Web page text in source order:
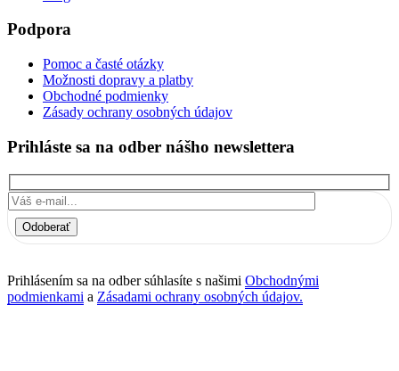
Podpora
Pomoc a časté otázky
Možnosti dopravy a platby
Obchodné podmienky
Zásady ochrany osobných údajov
Prihláste sa na odber nášho newslettera
Odoberať
Prihlásením sa na odber súhlasíte s našimi Obchodnými
podmienkami a Zásadami ochrany osobných údajov.